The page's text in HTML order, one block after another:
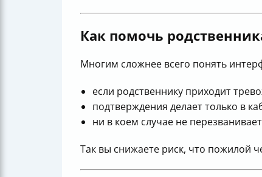
Как помочь
Многим сложнее всего понять
если родственнику приходит
подтверждения делает только в
ни в коем случае не
Так вы снижаете риск, что пожилой